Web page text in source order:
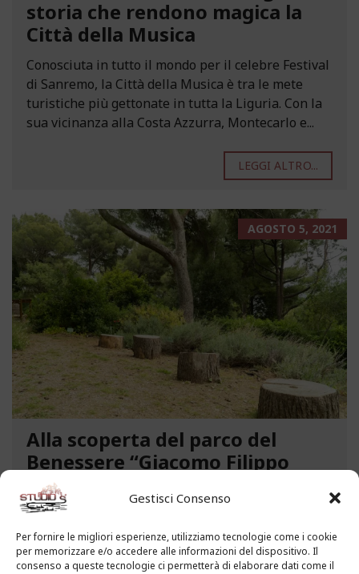
Gestisci Consenso
Per fornire le migliori esperienze, utilizziamo tecnologie come i cookie
per memorizzare e/o accedere alle informazioni del dispositivo. Il
consenso a queste tecnologie ci permetterà di elaborare dati come il
storia che rendono magica la
Città della Musica
Conosciuta in tutto il mondo per il celebre Festival
di Sanremo, la Città della Musica è tra le mete
turistiche più gettonate in tutta la Liguria. Con la
sua vicinanza alla Costa Azzurra, Montecarlo e...
LEGGI ALTRO...
AGOSTO 5, 2021
Alla scoperta del parco del
Benessere “Giacomo Filippo
Novaro” a Costarainera
A pochi passi dal mare, un angolo verde di
paradiso affascina i visitatori. Stiamo parlando del
Parco del Benessere “Giacomo Filippo Novaro” di